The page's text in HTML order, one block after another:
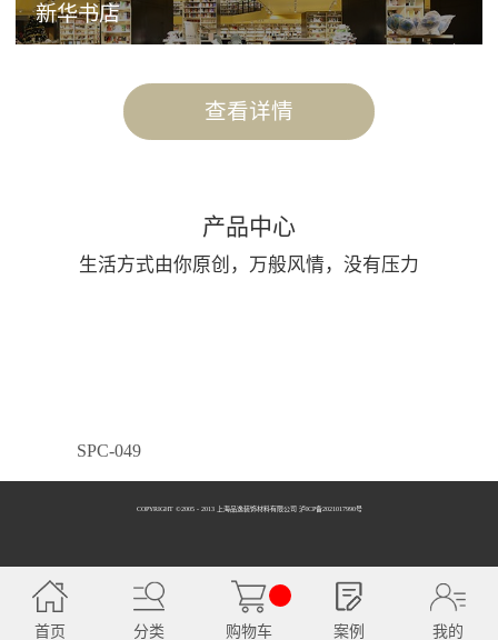
新华书店
查看详情
产品中心
生活方式由你原创，万般风情，没有压力
SPC-049
SPC-050
COPYRIGHT ©2005 - 2013 上海品逸装饰材料有限公司 泸ICP备2021017990号
首页 分类 购物车 案例 我的